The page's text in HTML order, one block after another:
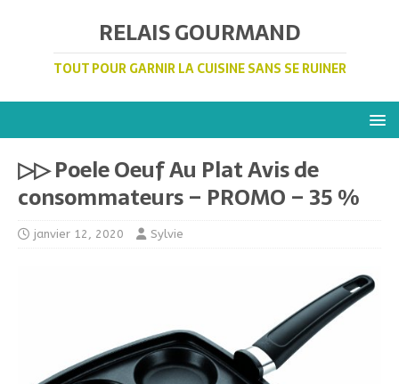
RELAIS GOURMAND
TOUT POUR GARNIR LA CUISINE SANS SE RUINER
▷▷ Poele Oeuf Au Plat Avis de
consommateurs – PROMO – 35 %
janvier 12, 2020 Sylvie